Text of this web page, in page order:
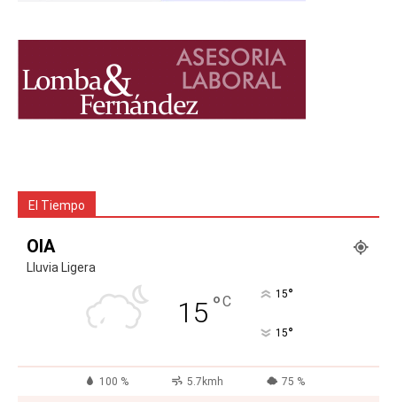
El Tiempo
OIA
Lluvia Ligera
15 °C 15°
15°
100 % 5.7kmh 75 %